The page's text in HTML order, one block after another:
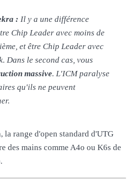
: Il y a une différence
Chip Leader avec moins de
et être Chip Leader avec
Dans le second cas, vous
massive. L'ICM paralyse
qu'ils ne peuvent
la range d'open standard d'UTG
des mains comme A4o ou K6s de